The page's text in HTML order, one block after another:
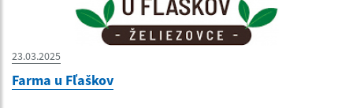
23.03.2025
Farma u Fľaškov